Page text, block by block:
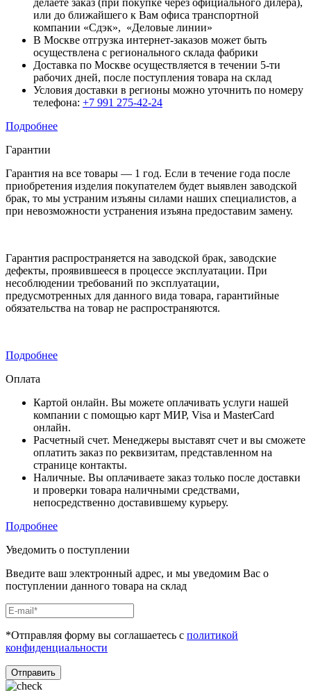
или до ближайшего к Вам офиса транспортной
компании «Сдэк», «Деловые линии»
В Москве отгрузка интернет-заказов может быть
осуществлена с регионального склада фабрики
Доставка по Москве осуществляется в течении 5-ти
рабочих дней, после поступления товара на склад
Условия доставки в регионы можно уточнить по номеру
телефона: +7 991 275-42-24
Подробнее
Гарантии
Гарантия на все товары — 1 год. Если в течение года после
приобретения изделия покупателем будет выявлен заводской
брак, то мы устраним изъяны силами наших специалистов, а
при невозможности устранения изъяна предоставим замену.
Гарантия распространяется на заводской брак, заводские
дефекты, проявившееся в процессе эксплуатации. При
несоблюдении требований по эксплуатации,
предусмотренных для данного вида товара, гарантийные
обязательства на товар не распространяются.
Подробнее
Оплата
Картой онлайн. Вы можете оплачивать услуги нашей
компании с помощью карт МИР, Visa и MasterCard
онлайн.
Расчетный счет. Менеджеры выставят счет и вы сможете
оплатить заказ по реквизитам, представленном на
странице контакты.
Наличные. Вы оплачиваете заказ только после доставки
и проверки товара наличными средствами,
непосредственно доставившему курьеру.
Подробнее
Уведомить о поступлении
Введите ваш электронный адрес, и мы уведомим Вас о
поступлении данного товара на склад
*Отправляя форму вы соглашаетесь с политикой
конфиденциальности
Отправить